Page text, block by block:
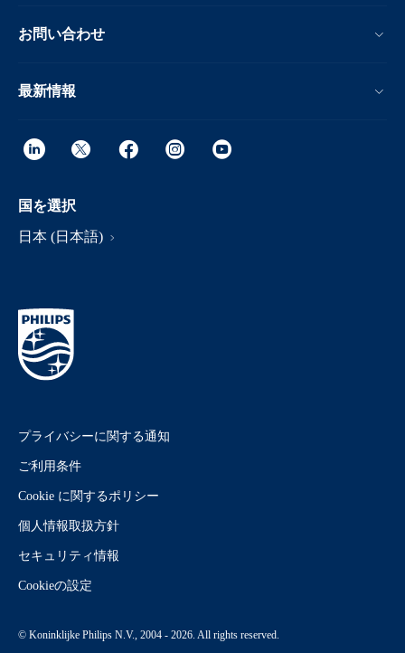
お問い合わせ
最新情報
国を選択
日本 (日本語)
プライバシーに関する通知
ご利用条件
Cookie に関するポリシー
個人情報取扱方針
セキュリティ情報
Cookieの設定
© Koninklijke Philips N.V., 2004 - 2026. All rights reserved.